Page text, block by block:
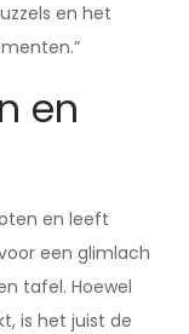
en het
en
en leeft
een glimlach
tafel. Hoewel
is het juist de